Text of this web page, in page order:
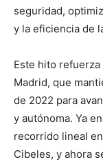
seguridad,
y la eficiencia de
Este hito refuerza
Madrid, que
de 2022 para
y autónoma. Ya
recorrido lineal
Cibeles, y ahora